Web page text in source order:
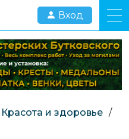
Вход
Красота и здоровье /